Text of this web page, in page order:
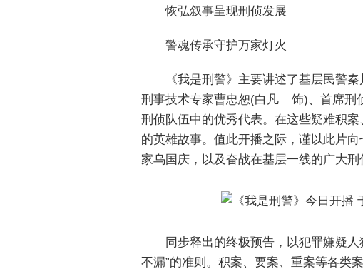
恢弘叙事呈现刑侦发展
警魂传承守护万家灯火
《我是刑警》主要讲述了基层民警
刑事技术专家曹忠恕(白凡 饰)、首席刑
刑侦队伍中的优秀代表。在这些疑难积
的英雄故事。值此开播之际，谨以此片
家乌国庆，以及奋战在基层一线的广大刑
同步释出的终极预告，以犯罪嫌疑
不漏”的准则。积案、要案、重案等各类